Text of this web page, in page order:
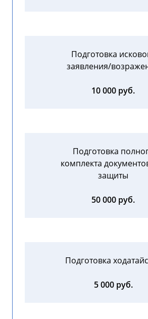
Подготовка
заявления/
10 000 руб.
Подготовка
комплекта
защиты
50 000 руб.
Подготовка
5 000 руб.